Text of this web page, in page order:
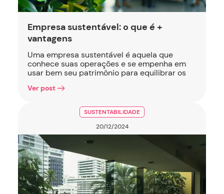
Empresa sustentável: o que é +
vantagens
Uma empresa sustentável é aquela que
conhece suas operações e se empenha em
usar bem seu patrimônio para equilibrar os
Ver post
SUSTENTABILIDADE
20/12/2024